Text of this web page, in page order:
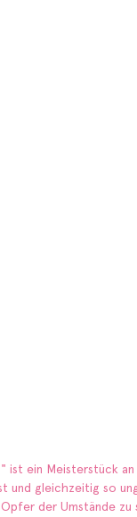
ist ein Meisterstück
gleichzeitig so
der Umstände zu